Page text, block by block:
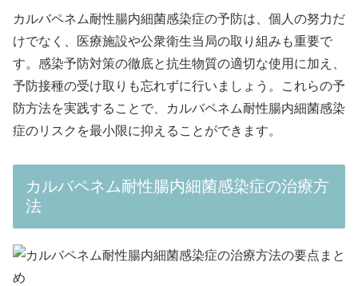
カルバペネム耐性腸内細菌感染症の予防は、個人の努力だ
けでなく、医療施設や公衆衛生当局の取り組みも重要で
す。感染予防対策の徹底と抗生物質の適切な使用に加え、
予防接種の受け取りも忘れずに行いましょう。これらの予
防方法を実践することで、カルバペネム耐性腸内細菌感染
症のリスクを最小限に抑えることができます。
カルバペネム耐性腸内細菌感染症の治療方
法